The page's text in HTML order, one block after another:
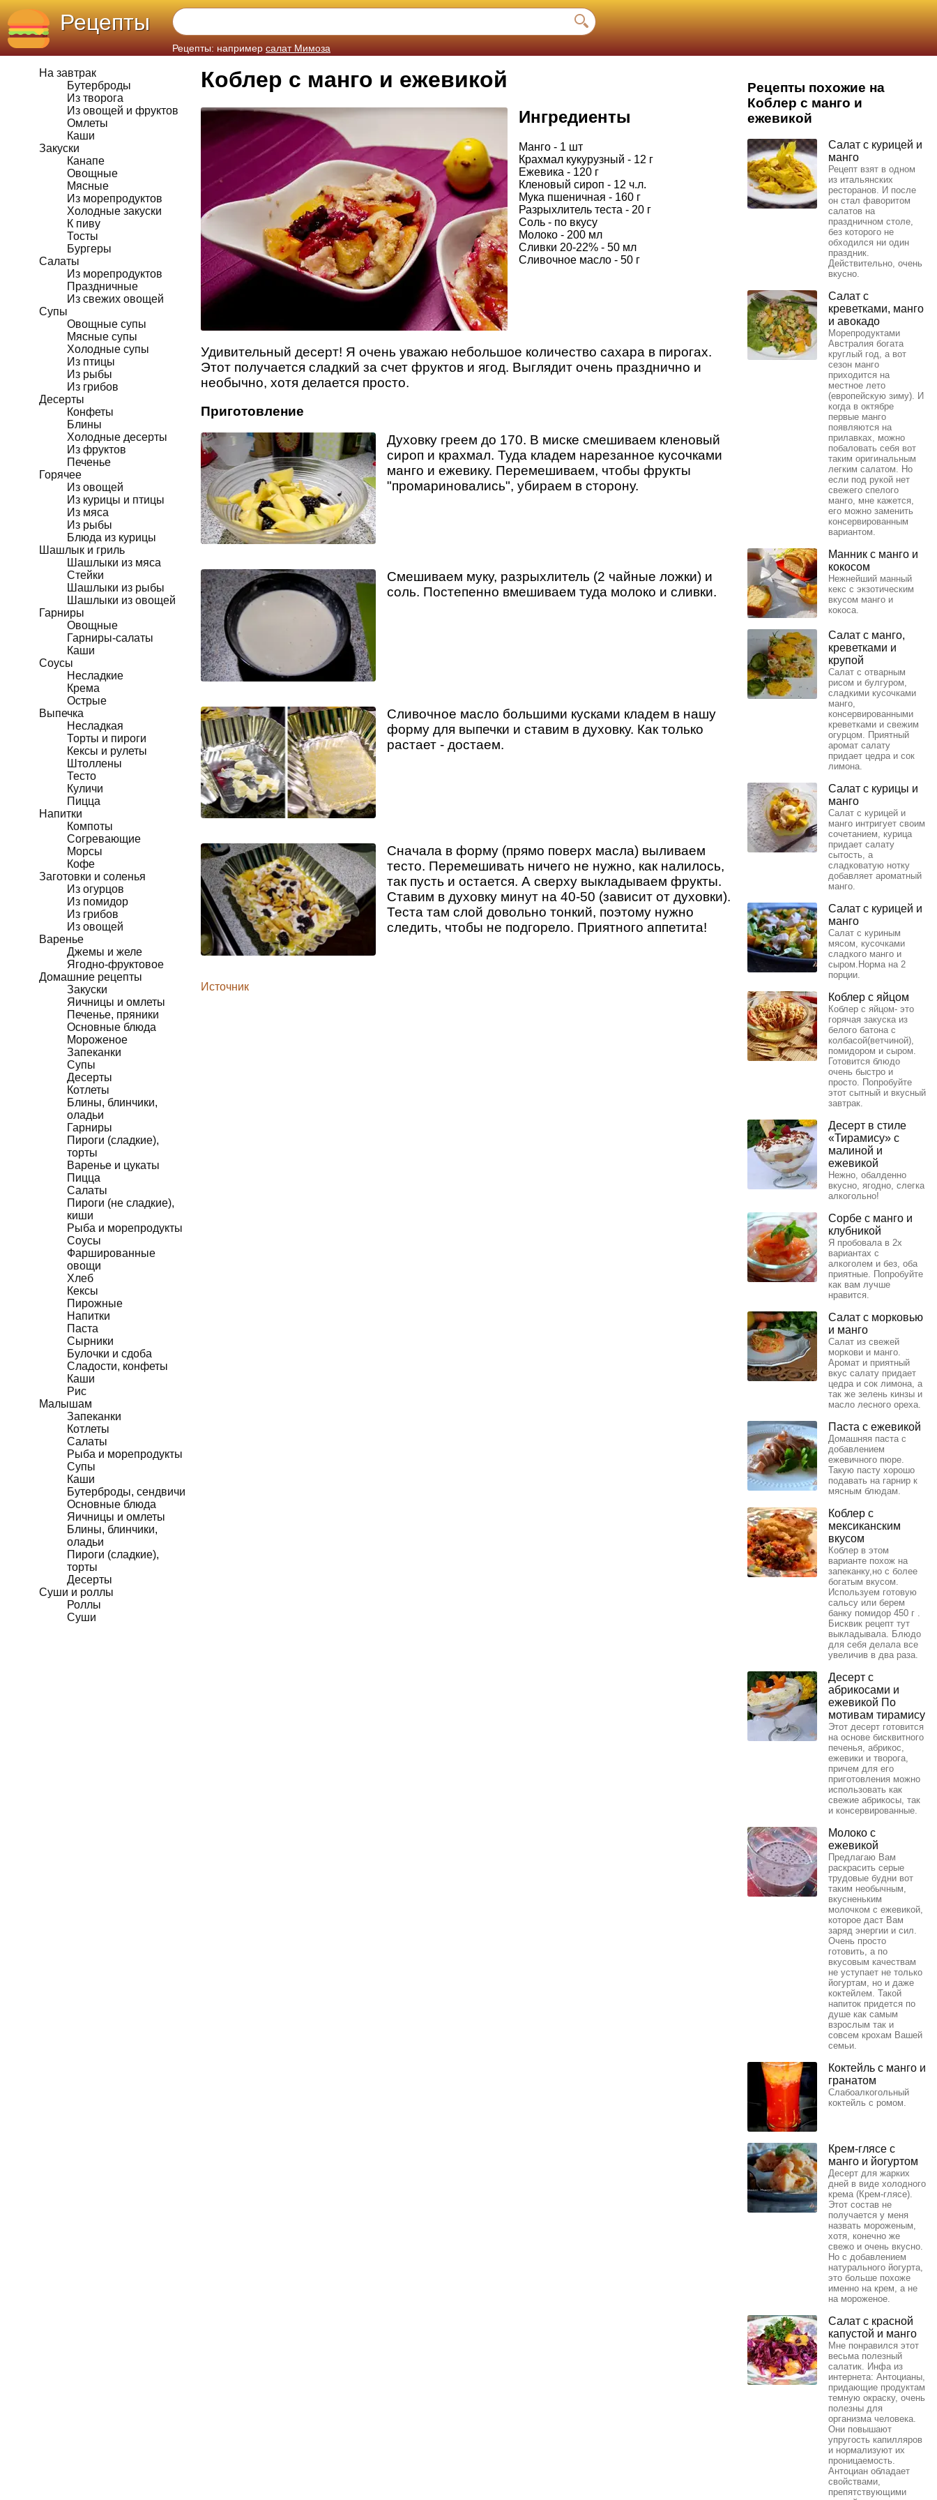
Рецепты
Рецепты: например салат Мимоза
На завтрак
Бутерброды
Из творога
Из овощей и фруктов
Омлеты
Каши
Закуски
Канапе
Овощные
Мясные
Из морепродуктов
Холодные закуски
К пиву
Тосты
Бургеры
Салаты
Из морепродуктов
Праздничные
Из свежих овощей
Супы
Овощные супы
Мясные супы
Холодные супы
Из птицы
Из рыбы
Из грибов
Десерты
Конфеты
Блины
Холодные десерты
Из фруктов
Печенье
Горячее
Из овощей
Из курицы и птицы
Из мяса
Из рыбы
Блюда из курицы
Шашлык и гриль
Шашлыки из мяса
Стейки
Шашлыки из рыбы
Шашлыки из овощей
Гарниры
Овощные
Гарниры-салаты
Каши
Соусы
Несладкие
Крема
Острые
Выпечка
Несладкая
Торты и пироги
Кексы и рулеты
Штоллены
Тесто
Куличи
Пицца
Напитки
Компоты
Согревающие
Морсы
Кофе
Заготовки и соленья
Из огурцов
Из помидор
Из грибов
Из овощей
Варенье
Джемы и желе
Ягодно-фруктовое
Домашние рецепты
Закуски
Яичницы и омлеты
Печенье, пряники
Основные блюда
Мороженое
Запеканки
Супы
Десерты
Котлеты
Блины, блинчики,
оладьи
Гарниры
Пироги (сладкие),
торты
Варенье и цукаты
Пицца
Салаты
Пироги (не сладкие),
киши
Рыба и морепродукты
Соусы
Фаршированные
овощи
Хлеб
Кексы
Пирожные
Напитки
Паста
Сырники
Булочки и сдоба
Сладости, конфеты
Каши
Рис
Малышам
Запеканки
Котлеты
Салаты
Рыба и морепродукты
Супы
Каши
Бутерброды, сендвичи
Основные блюда
Яичницы и омлеты
Блины, блинчики,
оладьи
Пироги (сладкие),
торты
Десерты
Суши и роллы
Роллы
Суши
Коблер с манго и ежевикой
Ингредиенты
Манго - 1 шт
Крахмал кукурузный - 12 г
Ежевика - 120 г
Кленовый сироп - 12 ч.л.
Мука пшеничная - 160 г
Разрыхлитель теста - 20 г
Соль - по вкусу
Молоко - 200 мл
Сливки 20-22% - 50 мл
Сливочное масло - 50 г
Удивительный десерт! Я очень уважаю небольшое количество сахара в пирогах.
Этот получается сладкий за счет фруктов и ягод. Выглядит очень празднично и
необычно, хотя делается просто.
Приготовление
Духовку греем до 170. В миске смешиваем кленовый
сироп и крахмал. Туда кладем нарезанное кусочками
манго и ежевику. Перемешиваем, чтобы фрукты
"промариновались", убираем в сторону.
Смешиваем муку, разрыхлитель (2 чайные ложки) и
соль. Постепенно вмешиваем туда молоко и сливки.
Сливочное масло большими кусками кладем в нашу
форму для выпечки и ставим в духовку. Как только
растает - достаем.
Сначала в форму (прямо поверх масла) выливаем
тесто. Перемешивать ничего не нужно, как налилось,
так пусть и остается. А сверху выкладываем фрукты.
Ставим в духовку минут на 40-50 (зависит от духовки).
Теста там слой довольно тонкий, поэтому нужно
следить, чтобы не подгорело. Приятного аппетита!
Источник
Рецепты похожие на
Коблер с манго и
ежевикой
Салат с курицей и
манго
Рецепт взят в одном
из итальянских
ресторанов. И после
он стал фаворитом
салатов на
праздничном столе,
без которого не
обходился ни один
праздник.
Действительно, очень
вкусно.
Салат с
креветками, манго
и авокадо
Морепродуктами
Австралия богата
круглый год, а вот
сезон манго
приходится на
местное лето
(европейскую зиму). И
когда в октябре
первые манго
появляются на
прилавках, можно
побаловать себя вот
таким оригинальным
легким салатом. Но
если под рукой нет
свежего спелого
манго, мне кажется,
его можно заменить
консервированным
вариантом.
Манник с манго и
кокосом
Нежнейший манный
кекс с экзотическим
вкусом манго и
кокоса.
Салат с манго,
креветками и
крупой
Салат с отварным
рисом и булгуром,
сладкими кусочками
манго,
консервированными
креветками и свежим
огурцом. Приятный
аромат салату
придает цедра и сок
лимона.
Салат с курицы и
манго
Салат с курицей и
манго интригует своим
сочетанием, курица
придает салату
сытость, а
сладковатую нотку
добавляет ароматный
манго.
Салат с курицей и
манго
Салат с куриным
мясом, кусочками
сладкого манго и
сыром.Норма на 2
порции.
Коблер с яйцом
Коблер с яйцом- это
горячая закуска из
белого батона с
колбасой(ветчиной),
помидором и сыром.
Готовится блюдо
очень быстро и
просто. Попробуйте
этот сытный и вкусный
завтрак.
Десерт в стиле
«Тирамису» с
малиной и
ежевикой
Нежно, обалденно
вкусно, ягодно, слегка
алкогольно!
Сорбе с манго и
клубникой
Я пробовала в 2х
вариантах с
алкоголем и без, оба
приятные. Попробуйте
как вам лучше
нравится.
Салат с морковью
и манго
Салат из свежей
моркови и манго.
Аромат и приятный
вкус салату придает
цедра и сок лимона, а
так же зелень кинзы и
масло лесного ореха.
Паста с ежевикой
Домашняя паста с
добавлением
ежевичного пюре.
Такую пасту хорошо
подавать на гарнир к
мясным блюдам.
Коблер с
мексиканским
вкусом
Коблер в этом
варианте похож на
запеканку,но с более
богатым вкусом.
Используем готовую
сальсу или берем
банку помидор 450 г .
Бисквик рецепт тут
выкладывала. Блюдо
для себя делала все
увеличив в два раза.
Десерт с
абрикосами и
ежевикой По
мотивам тирамису
Этот десерт готовится
на основе бисквитного
печенья, абрикос,
ежевики и творога,
причем для его
приготовления можно
использовать как
свежие абрикосы, так
и консервированные.
Молоко с
ежевикой
Предлагаю Вам
раскрасить серые
трудовые будни вот
таким необычным,
вкусненьким
молочком с ежевикой,
которое даст Вам
заряд энергии и сил.
Очень просто
готовить, а по
вкусовым качествам
не уступает не только
йогуртам, но и даже
коктейлем. Такой
напиток придется по
душе как самым
взрослым так и
совсем крохам Вашей
семьи.
Коктейль с манго и
гранатом
Слабоалкогольный
коктейль с ромом.
Крем-глясе с
манго и йогуртом
Десерт для жарких
дней в виде холодного
крема (Крем-глясе).
Этот состав не
получается у меня
назвать мороженым,
хотя, конечно же
свежо и очень вкусно.
Но с добавлением
натурального йогурта,
это больше похоже
именно на крем, а не
на мороженое.
Салат с красной
капустой и манго
Мне понравился этот
весьма полезный
салатик. Инфа из
интернета: Антоцианы,
придающие продуктам
темную окраску, очень
полезны для
организма человека.
Они повышают
упругость капилляров
и нормализуют их
проницаемость.
Антоциан обладает
свойствами,
препятствующими